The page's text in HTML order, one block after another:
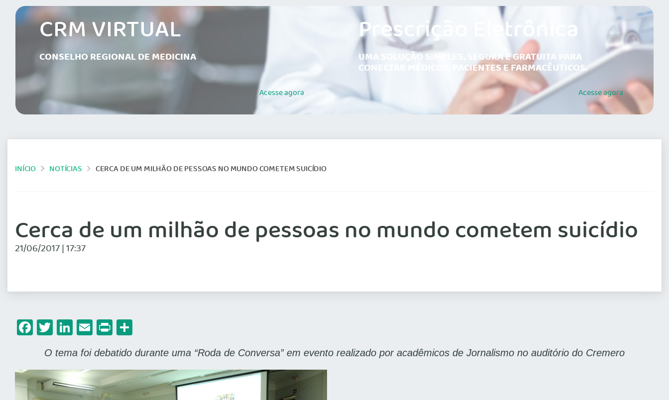
CRM VIRTUAL
CONSELHO REGIONAL DE MEDICINA
Acesseagora
Prescrição Eletrônica
UMA SOLUÇÃO SIMPLES, SEGURA E GRATUITA PARA
CONECTAR MÉDICOS, PACIENTES E FARMACÊUTICOS.
Acesseagora
INÍCIO NOTÍCIAS CERCA DE UM MILHÃO DE PESSOAS NO MUNDO COMETEM SUICÍDIO
Cerca de um milhão de pessoas no mundo cometem suicídio
21/06/2017 | 17:37
Facebook
Twitter
LinkedIn
Email
Print
O tema foi debatido durante uma “Roda de Conversa” em evento realizado por acadêmicos de Jornalismo no auditório do Cremero